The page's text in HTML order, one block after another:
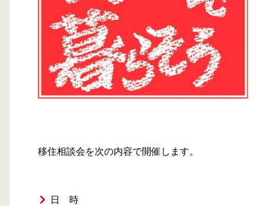
移住相談会を次の内容で開催します。
日 時